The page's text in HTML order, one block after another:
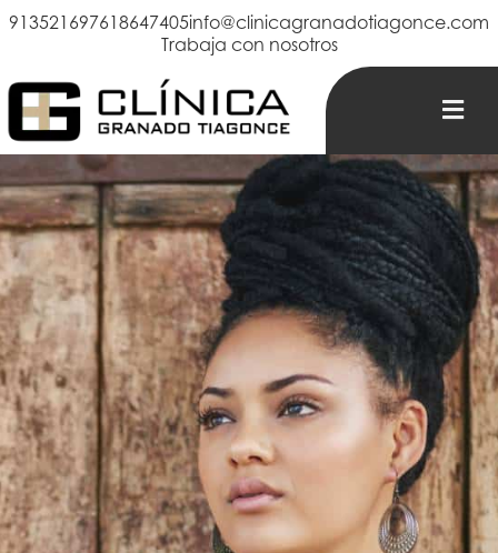
913521697618647405info@clinicagranadotiagonce.com
Trabaja con nosotros